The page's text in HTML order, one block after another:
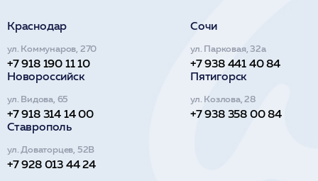
Краснодар
ул. Коммунаров, 270
+7 918 190 11 10
Сочи
ул. Парковая, 32а
+7 938 441 40 84
Новороссийск
ул. Видова, 65
+7 918 314 14 00
Пятигорск
ул. Козлова, 28
+7 938 358 00 84
Ставрополь
ул. Доваторцев, 52В
+7 928 013 44 24